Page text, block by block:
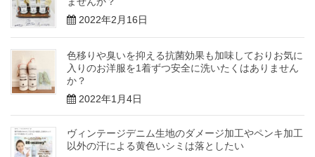
2022年2月16日
色移りや臭いを抑える抗菌効果も加味しておりお気に
入りのお洋服を1着ずつ安全に洗いたくはありません
か？
2022年1月4日
ヴィンテージデニム生地のダメージ加工やペンキ加工
以外の汗による黄色いシミは落としたい